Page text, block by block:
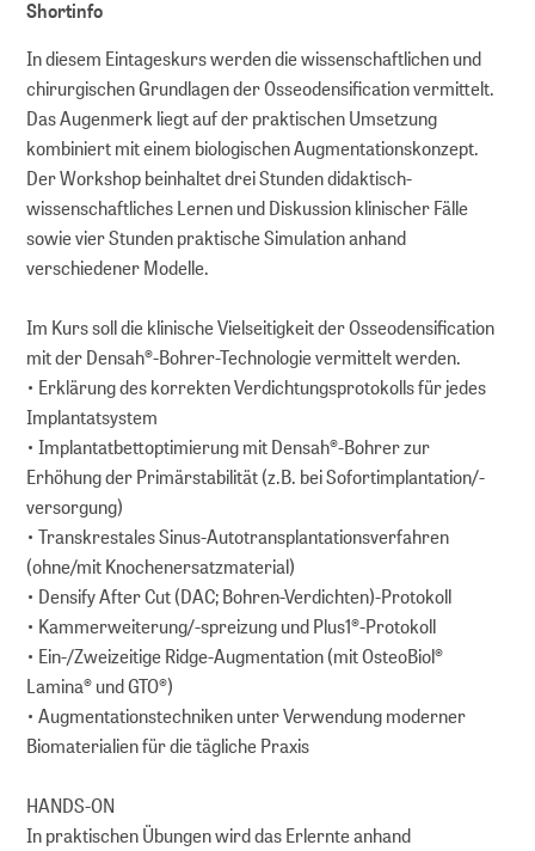
Shortinfo
In diesem Eintageskurs werden die wissenschaftlichen und
chirurgischen Grundlagen der Osseodensification vermittelt.
Das Augenmerk liegt auf der praktischen Umsetzung
kombiniert mit einem biologischen Augmentationskonzept.
Der Workshop beinhaltet drei Stunden didaktisch-
wissenschaftliches Lernen und Diskussion klinischer Fälle
sowie vier Stunden praktische Simulation anhand
verschiedener Modelle.
Im Kurs soll die klinische Vielseitigkeit der Osseodensification
mit der Densah®-Bohrer-Technologie vermittelt werden.
• Erklärung des korrekten Verdichtungsprotokolls für jedes
Implantatsystem
• Implantatbettoptimierung mit Densah®-Bohrer zur
Erhöhung der Primärstabilität (z.B. bei Sofortimplantation/-
versorgung)
• Transkrestales Sinus-Autotransplantationsverfahren
(ohne/mit Knochenersatzmaterial)
• Densify After Cut (DAC; Bohren-Verdichten)-Protokoll
• Kammerweiterung/-spreizung und Plus1®-Protokoll
• Ein-/Zweizeitige Ridge-Augmentation (mit OsteoBiol®
Lamina® und GTO®)
• Augmentationstechniken unter Verwendung moderner
Biomaterialien für die tägliche Praxis
HANDS-ON
In praktischen Übungen wird das Erlernte anhand